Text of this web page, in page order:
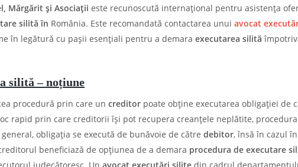
Mărgărit și Asociații este recunoscută internațional pentru asistența
silită în România. Este recomandată contactarea unui avocat
în legătură cu pașii esențiali pentru a demara executarea silită
silită – noțiune
procedură prin care un creditor poate obține executarea obligației de
rapid prin care creditorii își pot recupera creanțele neplătite,
general, obligația se execută de bunăvoie de către debitor, însă în cazul
beneficiază de opțiunea de a demara procedura de executare
judecătoresc. Un avocat executări silite din cadrul